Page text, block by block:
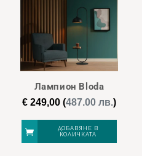
Лампион Bloda
€ 249,00 (487.00 лв.)
ДОБАВЯНЕ В
КОЛИЧКАТА